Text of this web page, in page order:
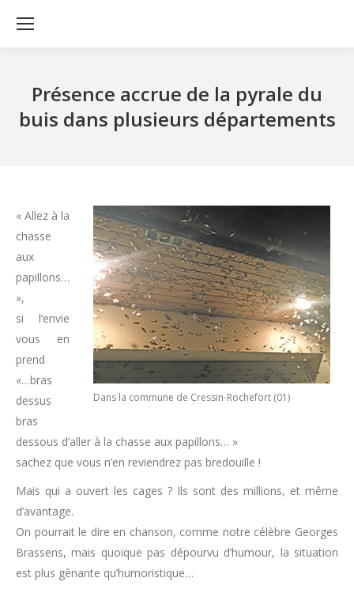
Présence accrue de la pyrale du
buis dans plusieurs départements
Dans la commune de Cressin-Rochefort (01)
« Allez à la
chasse
aux
papillons…
»,
si l’envie
vous en
prend
«…bras
dessus
bras
dessous d’aller à la chasse aux papillons… »
sachez que vous n’en reviendrez pas bredouille !
Mais qui a ouvert les cages ? Ils sont des millions, et même
d’avantage.
On pourrait le dire en chanson, comme notre célèbre Georges
Brassens, mais quoique pas dépourvu d’humour, la situation
est plus gênante qu’humoristique…